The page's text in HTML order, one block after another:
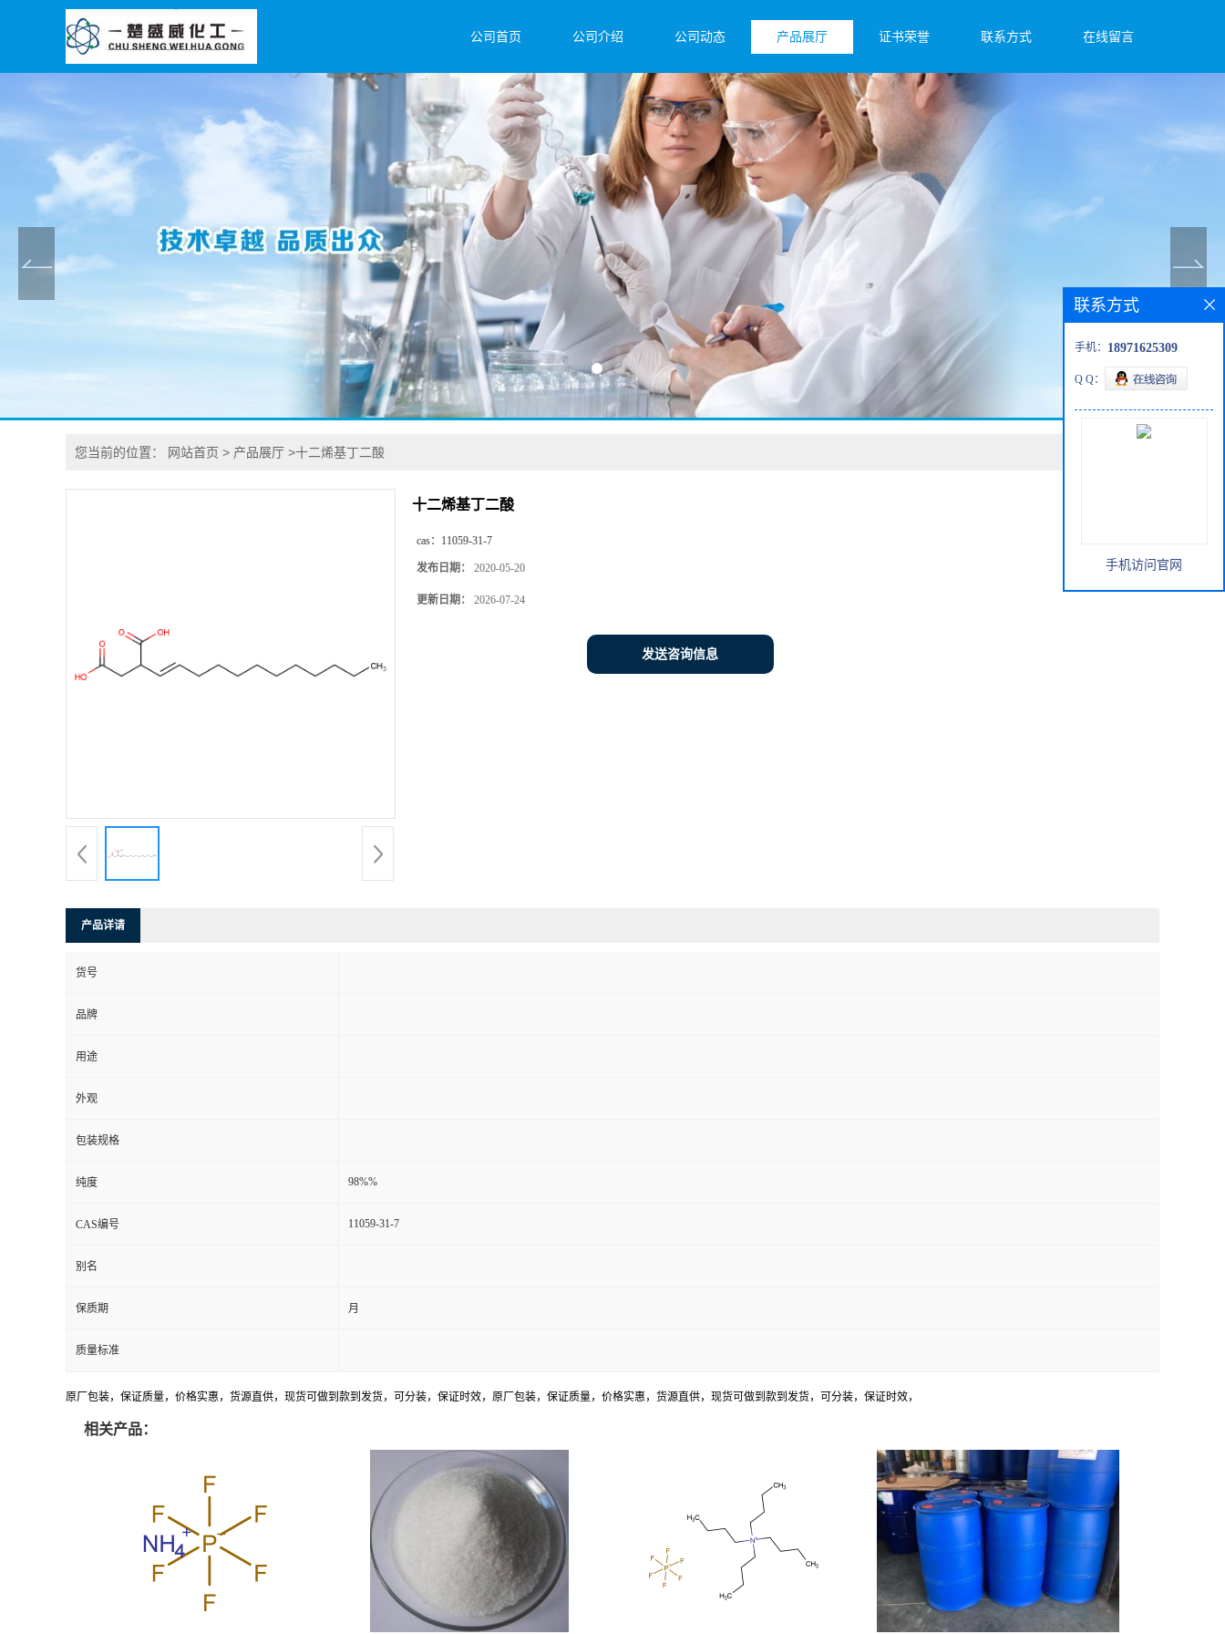
公司首页 公司介绍 公司动态 产品展厅 证书荣誉 联系方式 在线留言
您当前的位置： 网站首页 > 产品展厅 >十二烯基丁二酸
十二烯基丁二酸
cas： 11059-31-7
发布日期： 2020-05-20
更新日期： 2026-07-24
发送咨询信息
产品详请
货号
品牌
用途
外观
包装规格
纯度 98%%
CAS编号 11059-31-7
别名
保质期 月
质量标准
原厂包装，保证质量，价格实惠，货源直供，现货可做到款到发货，可分装，保证时效，原厂包装，保证质量，价格实惠，货源直供，现货可做到款到发货，可分装，保证时效，
相关产品：
联系方式
手机： 18971625309
Q Q：
手机访问官网